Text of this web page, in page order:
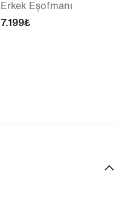
Erkek Eşofmanı
7.199₺